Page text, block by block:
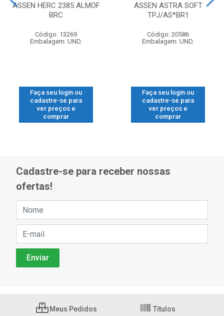
ASSEN HERC 2385 ALMOF
BRC
Código: 13269
Embalagem: UND.
Faça seu login ou
cadastre-se para
ver preços e
comprar
ASSEN ASTRA SOFT
TPJ/AS*BR1
Código: 20586
Embalagem: UND.
Faça seu login ou
cadastre-se para
ver preços e
comprar
Cadastre-se para receber nossas
ofertas!
Meus Pedidos Títulos